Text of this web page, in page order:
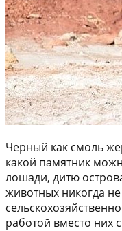
Черный как смоль
какой памятник
лошади, дитю
животных никогда
работой вместо них